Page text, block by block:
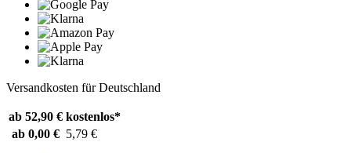
Versandkosten für Deutschland
ab 52,90 € kostenlos*
ab 0,00 € 5,79 €